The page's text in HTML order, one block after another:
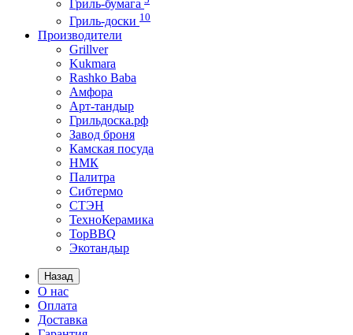
Гриль-бумага
Гриль-доски 10
Производители
Grillver
Kukmara
Rashko Baba
Амфора
Арт-тандыр
Грильдоска.рф
Завод броня
Камская посуда
НМК
Палитра
Сибтермо
СТЭН
ТехноКерамика
ТорBBQ
Экотандыр
Назад
О нас
Оплата
Доставка